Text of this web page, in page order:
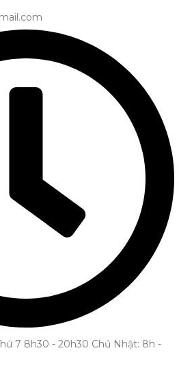
7 8h30 - 20h30 Chủ Nhật: 8h -